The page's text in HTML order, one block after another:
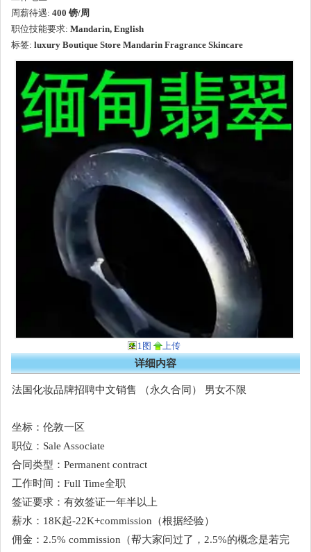
周薪待遇: 400 镑/周
职位技能要求: Mandarin, English
标签: luxury Boutique Store Mandarin Fragrance Skincare
1图 上传
详细内容
法国化妆品牌招聘中文销售 （永久合同） 男女不限
坐标：伦敦一区
职位：Sale Associate
合同类型：Permanent contract
工作时间：Full Time全职
签证要求：有效签证一年半以上
薪水：18K起-22K+commission（根据经验）
佣金：2.5% commission（帮大家问过了，2.5%的概念是若完